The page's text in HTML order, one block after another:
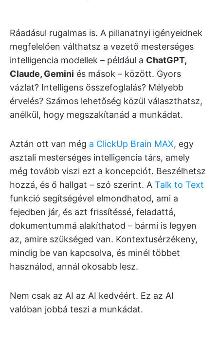
Ráadásul rugalmas is. A pillanatnyi igényeidnek
megfelelően válthatsz a vezető mesterséges
intelligencia modellek – például a ChatGPT,
Claude, Gemini és mások – között. Gyors
vázlat? Intelligens összefoglalás? Mélyebb
érvelés? Számos lehetőség közül választhatsz,
anélkül, hogy megszakítanád a munkádat.
Aztán ott van még a ClickUp Brain MAX, egy
asztali mesterséges intelligencia társ, amely
még tovább viszi ezt a koncepciót. Beszélhetsz
hozzá, és ő hallgat – szó szerint. A Talk to Text
funkció segítségével elmondhatod, ami a
fejedben jár, és azt frissítéssé, feladattá,
dokumentummá alakíthatod – bármi is legyen
az, amire szükséged van. Kontextusérzékeny,
mindig be van kapcsolva, és minél többet
használod, annál okosabb lesz.
Nem csak az AI az AI kedvéért. Ez az AI
valóban jobbá teszi a munkádat.